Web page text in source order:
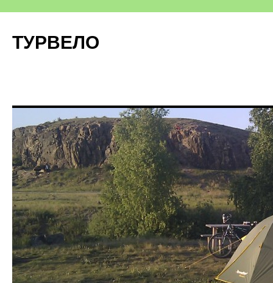
ТУРВЕЛО